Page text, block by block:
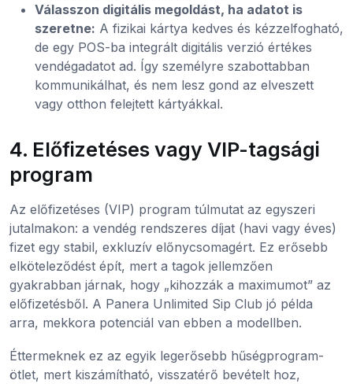
Válasszon digitális megoldást, ha adatot is
szeretne: A fizikai kártya kedves és kézzelfogható,
de egy POS-ba integrált digitális verzió értékes
vendégadatot ad. Így személyre szabottabban
kommunikálhat, és nem lesz gond az elveszett
vagy otthon felejtett kártyákkal.
4. Előfizetéses vagy VIP-tagsági
program
Az előfizetéses (VIP) program túlmutat az egyszeri
jutalmakon: a vendég rendszeres díjat (havi vagy éves)
fizet egy stabil, exkluzív előnycsomagért. Ez erősebb
elköteleződést épít, mert a tagok jellemzően
gyakrabban járnak, hogy „kihozzák a maximumot” az
előfizetésből. A Panera Unlimited Sip Club jó példa
arra, mekkora potenciál van ebben a modellben.
Éttermeknek ez az egyik legerősebb hűségprogram-
ötlet, mert kiszámítható, visszatérő bevételt hoz,